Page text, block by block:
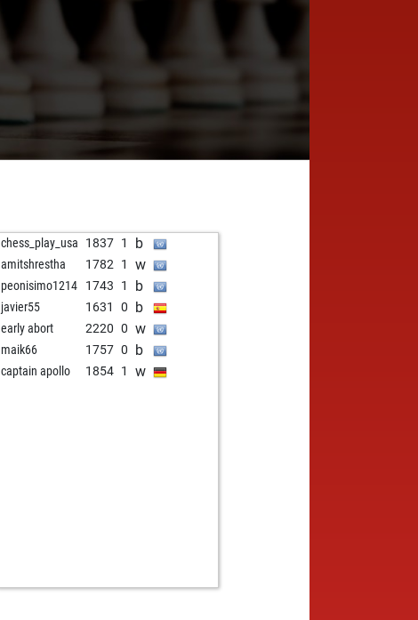
chess_play_usa 1837 1 b
amitshrestha 1782 1 w
peonisimo1214 1743 1 b
javier55 1631 0 b
early abort 2220 0 w
maik66 1757 0 b
captain apollo 1854 1 w